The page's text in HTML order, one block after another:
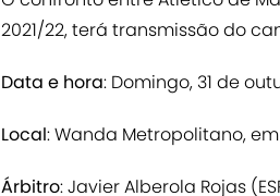
2021/22, terá transmissão do
Data e hora: Domingo, 31 de
Local: Wanda Metropolitano, em
Árbitro: Javier Alberola Rojas